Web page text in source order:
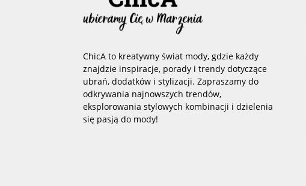
ChicA to kreatywny świat mody, gdzie każdy
znajdzie inspiracje, porady i trendy dotyczące
ubrań, dodatków i stylizacji. Zapraszamy do
odkrywania najnowszych trendów,
eksplorowania stylowych kombinacji i dzielenia
się pasją do mody!